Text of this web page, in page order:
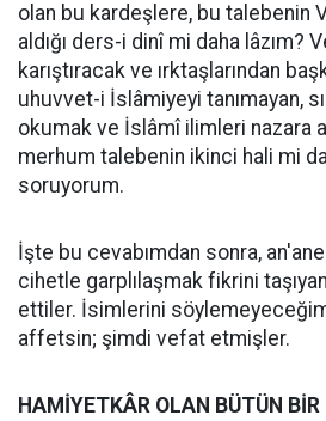
olan bu kardeşlere, bu talebenin
aldığı ders-i dinî mi daha lâzım?
karıştıracak ve ırktaşlarından
uhuvvet-i İslâmiyeyi tanımayan,
okumak ve İslâmî ilimleri nazara
merhum talebenin ikinci hali mi
soruyorum.
İşte bu cevabımdan sonra,
cihetle garplılaşmak fikrini
ettiler. İsimlerini
affetsin; şimdi vefat etmişler.
HAMİYETKÂR OLAN BÜTÜN